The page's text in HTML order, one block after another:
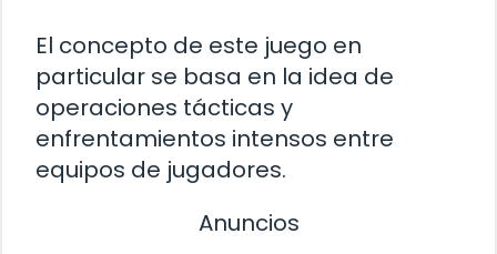
El concepto de este juego en
particular se basa en la idea de
operaciones tácticas y
enfrentamientos intensos entre
equipos de jugadores.
Anuncios